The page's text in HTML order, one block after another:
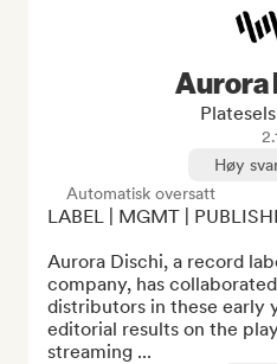
Aurora
Høy
Automatisk oversatt
LABEL | MGMT |
Aurora Dischi, a record
company, has
distributors in these early
editorial results on the
streaming ...